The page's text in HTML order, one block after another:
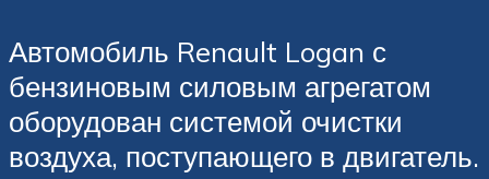
Автомобиль Renault Logan с
бензиновым силовым агрегатом
оборудован системой очистки
воздуха, поступающего в двигатель.